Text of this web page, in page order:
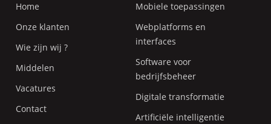
Home
Onze klanten
Wie zijn wij ?
Middelen
Vacatures
Contact
Mobiele toepassingen
Webplatforms en
interfaces
Software voor
bedrijfsbeheer
Digitale transformatie
Artificiële intelligentie